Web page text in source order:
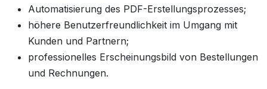
Automatisierung des PDF-Erstellungsprozesses;
höhere Benutzerfreundlichkeit im Umgang mit
Kunden und Partnern;
professionelles Erscheinungsbild von Bestellungen
und Rechnungen.